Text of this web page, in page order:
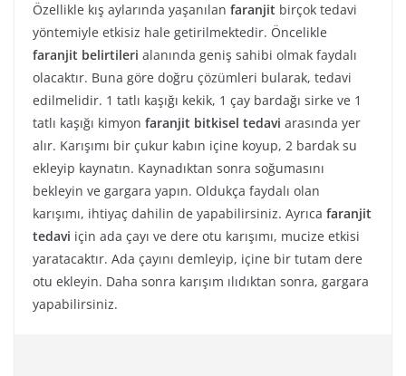
Özellikle kış aylarında yaşanılan faranjit birçok tedavi
yöntemiyle etkisiz hale getirilmektedir. Öncelikle
faranjit belirtileri alanında geniş sahibi olmak faydalı
olacaktır. Buna göre doğru çözümleri bularak, tedavi
edilmelidir. 1 tatlı kaşığı kekik, 1 çay bardağı sirke ve 1
tatlı kaşığı kimyon faranjit bitkisel tedavi arasında yer
alır. Karışımı bir çukur kabın içine koyup, 2 bardak su
ekleyip kaynatın. Kaynadıktan sonra soğumasını
bekleyin ve gargara yapın. Oldukça faydalı olan
karışımı, ihtiyaç dahilin de yapabilirsiniz. Ayrıca faranjit
tedavi için ada çayı ve dere otu karışımı, mucize etkisi
yaratacaktır. Ada çayını demleyip, içine bir tutam dere
otu ekleyin. Daha sonra karışım ılıdıktan sonra, gargara
yapabilirsiniz.